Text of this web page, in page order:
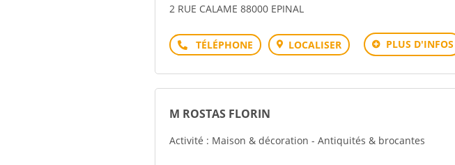
2 RUE CALAME 88000 EPINAL
Téléphone LOCALISER PLUS D'INFOS
M ROSTAS FLORIN
Activité : Maison & décoration - Antiquités & brocantes